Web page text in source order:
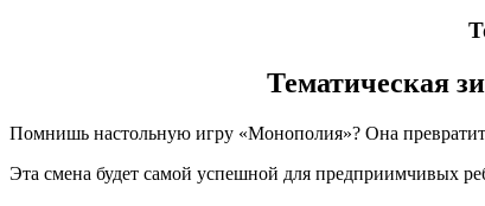
Тематическая
Помнишь настольную игру «Монополия»? Она
Эта смена будет самой успешной для предприимчивых